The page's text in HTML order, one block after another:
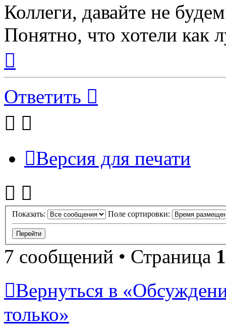
Коллеги, давайте не
Понятно, что хотели как
началу
Ответить
Версия для печати
Показать: Поле сортировки:
7 сообщений • Страница 1
Вернуться в
только»